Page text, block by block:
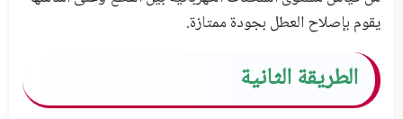
يقوم بإصلاح العطل بجودة ممتازة.
الطريقة الثانية